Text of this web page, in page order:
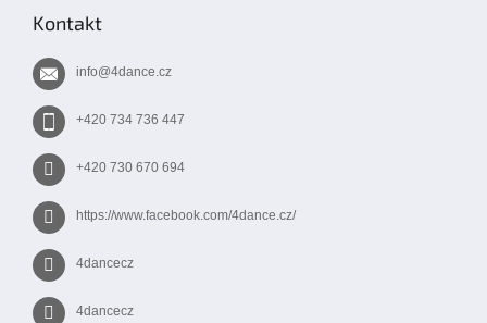
Kontakt
info@4dance.cz
+420 734 736 447
+420 730 670 694
https://www.facebook.com/4dance.cz/
4dancecz
4dancecz